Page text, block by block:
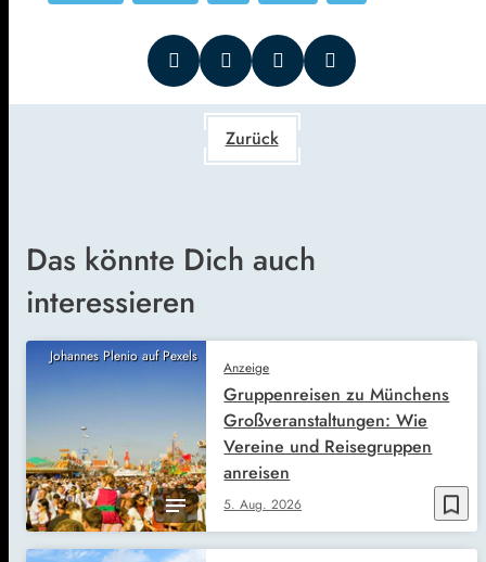
Zurück
Das könnte Dich auch
interessieren
Johannes Plenio auf Pexels
bookmark_border
Anzeige
5. Aug. 2026
Gruppenreisen zu Münchens
Großveranstaltungen: Wie
Vereine und Reisegruppen
anreisen